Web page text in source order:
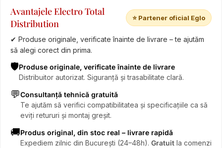
Avantajele Electro Total
Distribution
⭐ Partener oficial Eglo
✔ Produse originale, verificate înainte de livrare – te ajutăm
să alegi corect din prima.
🛡️Produse originale, verificate înainte de livrare
Distribuitor autorizat. Siguranță și trasabilitate clară.
💬Consultanță tehnică gratuită
Te ajutăm să verifici compatibilitatea și specificațiile ca să
eviți retururi și montaj greșit.
🚚Produs original, din stoc real – livrare rapidă
Expediem zilnic din București (24–48h). Gratuit la comenzi